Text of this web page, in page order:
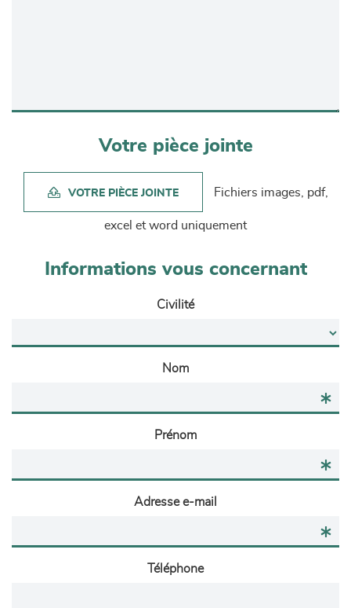
Votre pièce jointe
VOTRE PIÈCE JOINTE Fichiers images, pdf,
excel et word uniquement
Informations vous concernant
Civilité
Nom
Prénom
Adresse e-mail
Téléphone